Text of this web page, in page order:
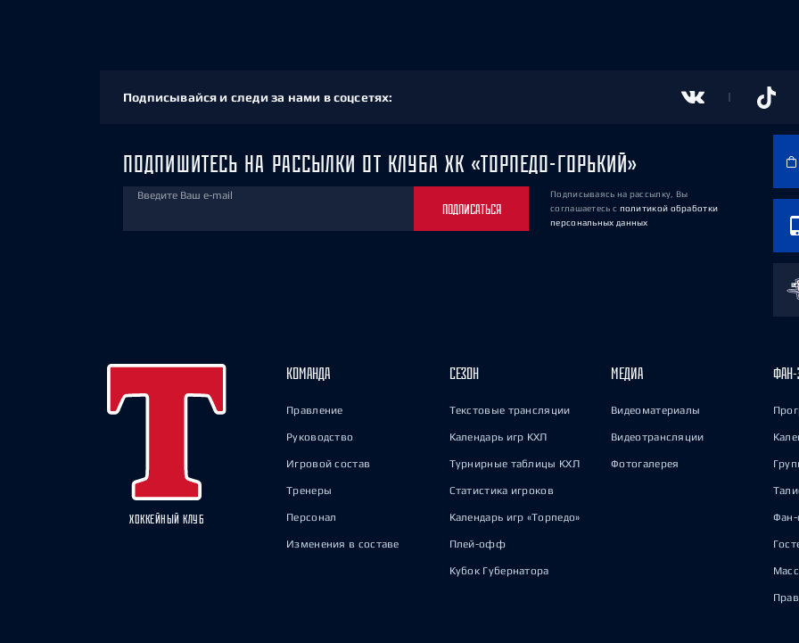
Подписывайся и следи за нами в соцсетях:
ПОДПИШИТЕСЬ НА РАССЫЛКИ ОТ КЛУБА ХК «ТОРПЕДО-ГОРЬКИЙ»
Введите Ваш e-mail
ПОДПИСАТЬСЯ
Подписываясь на рассылку, Вы
соглашаетесь с политикой обработки
персональных данных
ХОККЕЙНЫЙ КЛУБ
КОМАНДА
Правление
Руководство
Игровой состав
Тренеры
Персонал
Изменения в составе
СЕЗОН
Текстовые трансляции
Календарь игр КХЛ
Турнирные таблицы КХЛ
Статистика игроков
Календарь игр «Торпедо»
Плей-офф
Кубок Губернатора
МЕДИА
Видеоматериалы
Видеотрансляции
Фотогалерея
ФАН-
Фан-